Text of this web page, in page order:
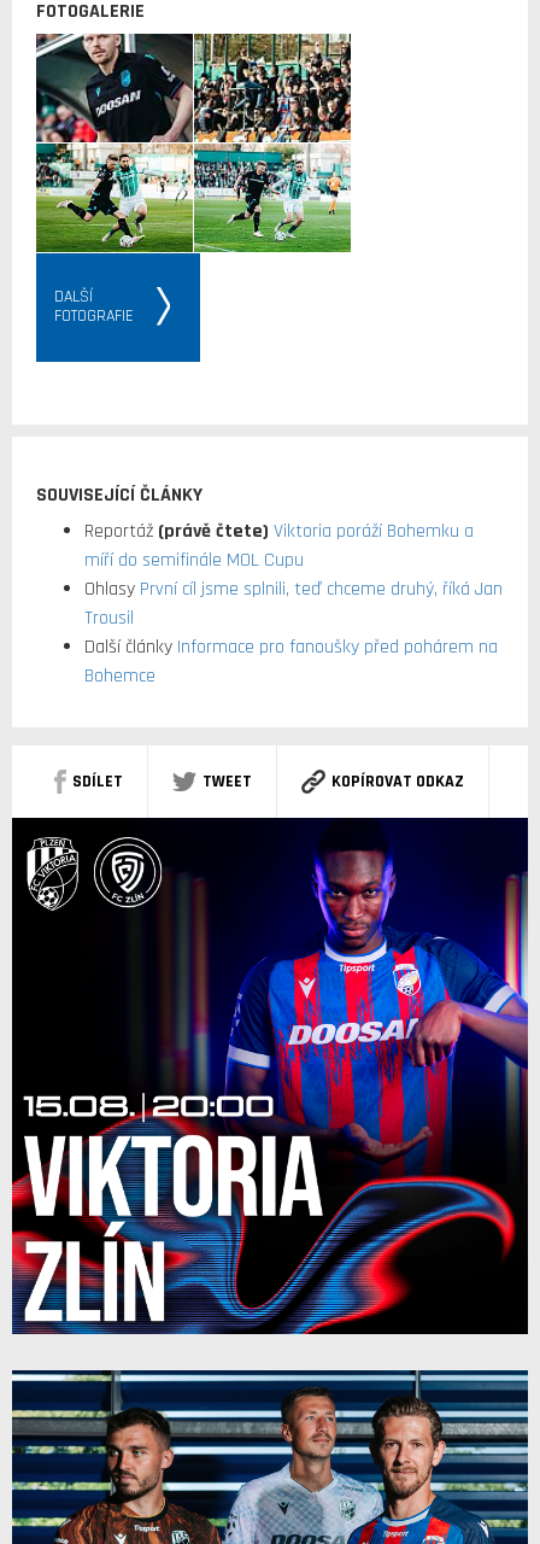
FOTOGALERIE
DALŠÍ
FOTOGRAFIE
SOUVISEJÍCÍ ČLÁNKY
Reportáž (právě čtete) Viktoria poráží Bohemku a
míří do semifinále MOL Cupu
Ohlasy První cíl jsme splnili, teď chceme druhý, říká Jan
Trousil
Další články Informace pro fanoušky před pohárem na
Bohemce
SDÍLET TWEET KOPÍROVAT ODKAZ